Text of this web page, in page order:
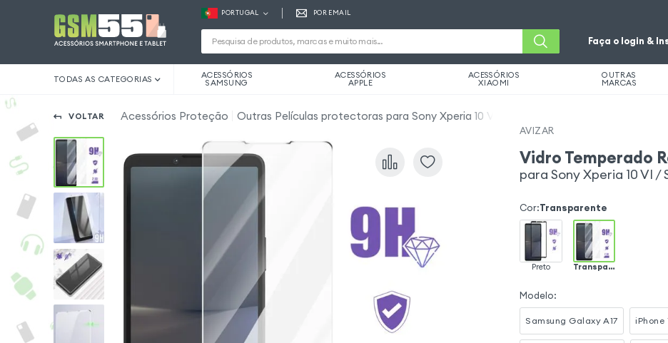
PORTUGAL POR EMAIL
Faça o login &
TODAS AS CATEGORIAS ACESSÓRIOS
SAMSUNG
ACESSÓRIOS
APPLE
ACESSÓRIOS
XIAOMI
OUTRAS
MARCAS
VOLTAR Acessórios Proteção Outras Películas protectoras para Sony Xperia 10 VI
AVIZAR
Vidro Temperado
para Sony Xperia 10 VI /
Cor:Transparente
Preto Transparente
Modelo:
Samsung Galaxy A17 iPhone